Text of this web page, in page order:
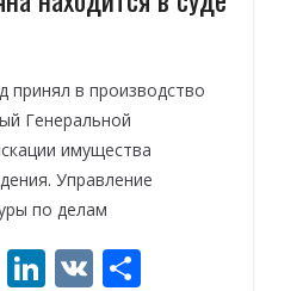
принял в производство
Генеральной
имущества
Управление
по делам
X Li V